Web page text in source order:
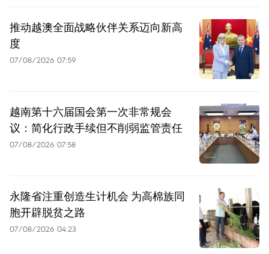
推动越澳全面战略伙伴关系迈向新高
度
07/08/2026 07:59
越南第十六届国会第一次非常规会
议：简化行政手续但不削弱监管责任
07/08/2026 07:58
永隆省注重创造生计机会 为高棉族同
胞开辟脱贫之路
07/08/2026 04:23